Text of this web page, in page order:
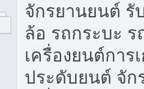
จักรยานยนต์ รั
ล้อ รถกระบะ
เครื่องยนต์การ
ประดับยนต์ จัก